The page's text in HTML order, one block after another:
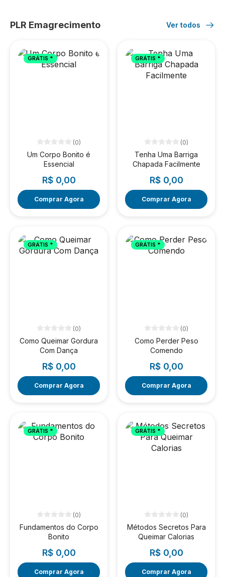
PLR Emagrecimento Ver todos
GRÁTIS *
(0)
Um Corpo Bonito é
Essencial
R$ 0,00
Comprar Agora
GRÁTIS *
(0)
Tenha Uma Barriga
Chapada Facilmente
R$ 0,00
Comprar Agora
GRÁTIS *
(0)
Como Queimar Gordura
Com Dança
R$ 0,00
Comprar Agora
GRÁTIS *
(0)
Como Perder Peso
Comendo
R$ 0,00
Comprar Agora
GRÁTIS *
(0)
Fundamentos do Corpo
Bonito
R$ 0,00
Comprar Agora
GRÁTIS *
(0)
Métodos Secretos Para
Queimar Calorias
R$ 0,00
Comprar Agora